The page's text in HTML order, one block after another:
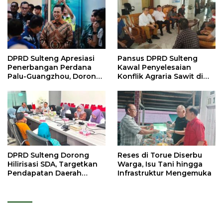
DPRD Sulteng Apresiasi
Penerbangan Perdana
Palu-Guangzhou, Dorong
Pansus DPRD Sulteng
Kawal Penyelesaian
Konflik Agraria Sawit di
DPRD Sulteng Dorong
Hilirisasi SDA, Targetkan
Pendapatan Daerah
Reses di Torue Diserbu
Warga, Isu Tani hingga
Infrastruktur Mengemuka